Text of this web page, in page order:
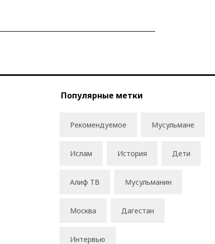
Популярные метки
Рекомендуемое Мусульмане
Ислам История Дети
Алиф ТВ Мусульманин
Москва Дагестан
Интервью